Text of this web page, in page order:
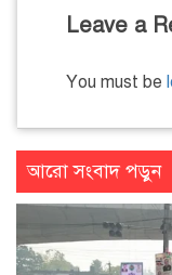
Leave a
You must be
আরো সংবাদ পড়ুন